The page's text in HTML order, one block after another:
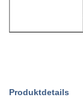
Produktdetails